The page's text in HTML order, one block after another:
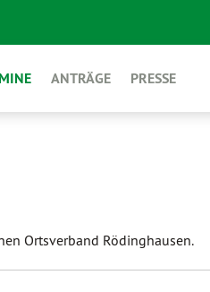
ANTRÄGE PRESSE
Ortsverband Rödinghausen.